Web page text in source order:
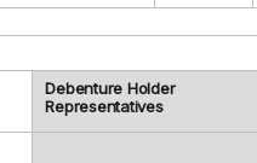
Debenture Holder
Representatives